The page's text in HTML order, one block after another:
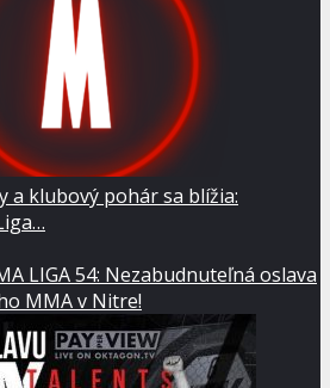
a klubový pohár sa blížia:
LIGA 54: Nezabudnuteľná oslava
MMA v Nitre!